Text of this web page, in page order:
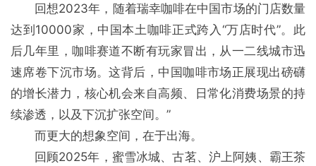
回想2023年，随着瑞幸咖啡在中国市场的门店数量
达到10000家，中国本土咖啡正式跨入“万店时代”。此
后几年里，咖啡赛道不断有玩家冒出，从一二线城市迅
速席卷下沉市场。这背后，中国咖啡市场正展现出磅礴
的增长潜力，核心机会来自高频、日常化消费场景的持
续渗透，以及下沉扩张空间。”
而更大的想象空间，在于出海。
回顾2025年，蜜雪冰城、古茗、沪上阿姨、霸王茶